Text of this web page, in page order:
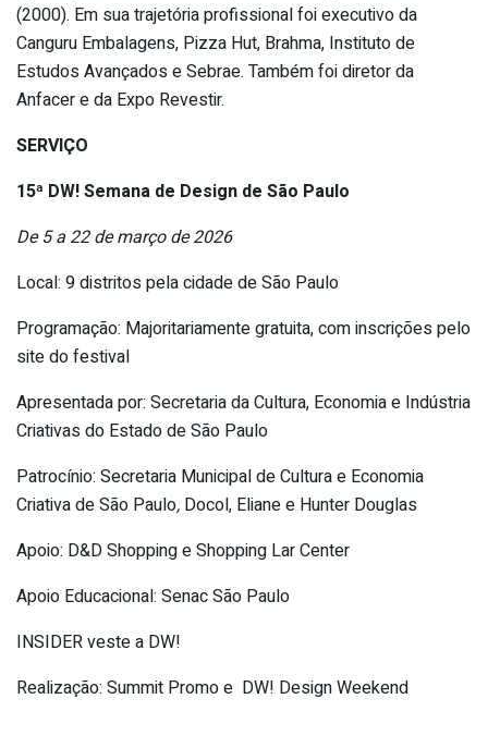
(2000). Em sua trajetória profissional foi executivo da
Canguru Embalagens, Pizza Hut, Brahma, Instituto de
Estudos Avançados e Sebrae. Também foi diretor da
Anfacer e da Expo Revestir.
SERVIÇO
15ª DW! Semana de Design de São Paulo
De 5 a 22 de março de 2026
Local: 9 distritos pela cidade de São Paulo
Programação: Majoritariamente gratuita, com inscrições pelo
site do festival
Apresentada por: Secretaria da Cultura, Economia e Indústria
Criativas do Estado de São Paulo
Patrocínio: Secretaria Municipal de Cultura e Economia
Criativa de São Paulo, Docol, Eliane e Hunter Douglas
Apoio: D&D Shopping e Shopping Lar Center
Apoio Educacional: Senac São Paulo
INSIDER veste a DW!
Realização: Summit Promo e DW! Design Weekend